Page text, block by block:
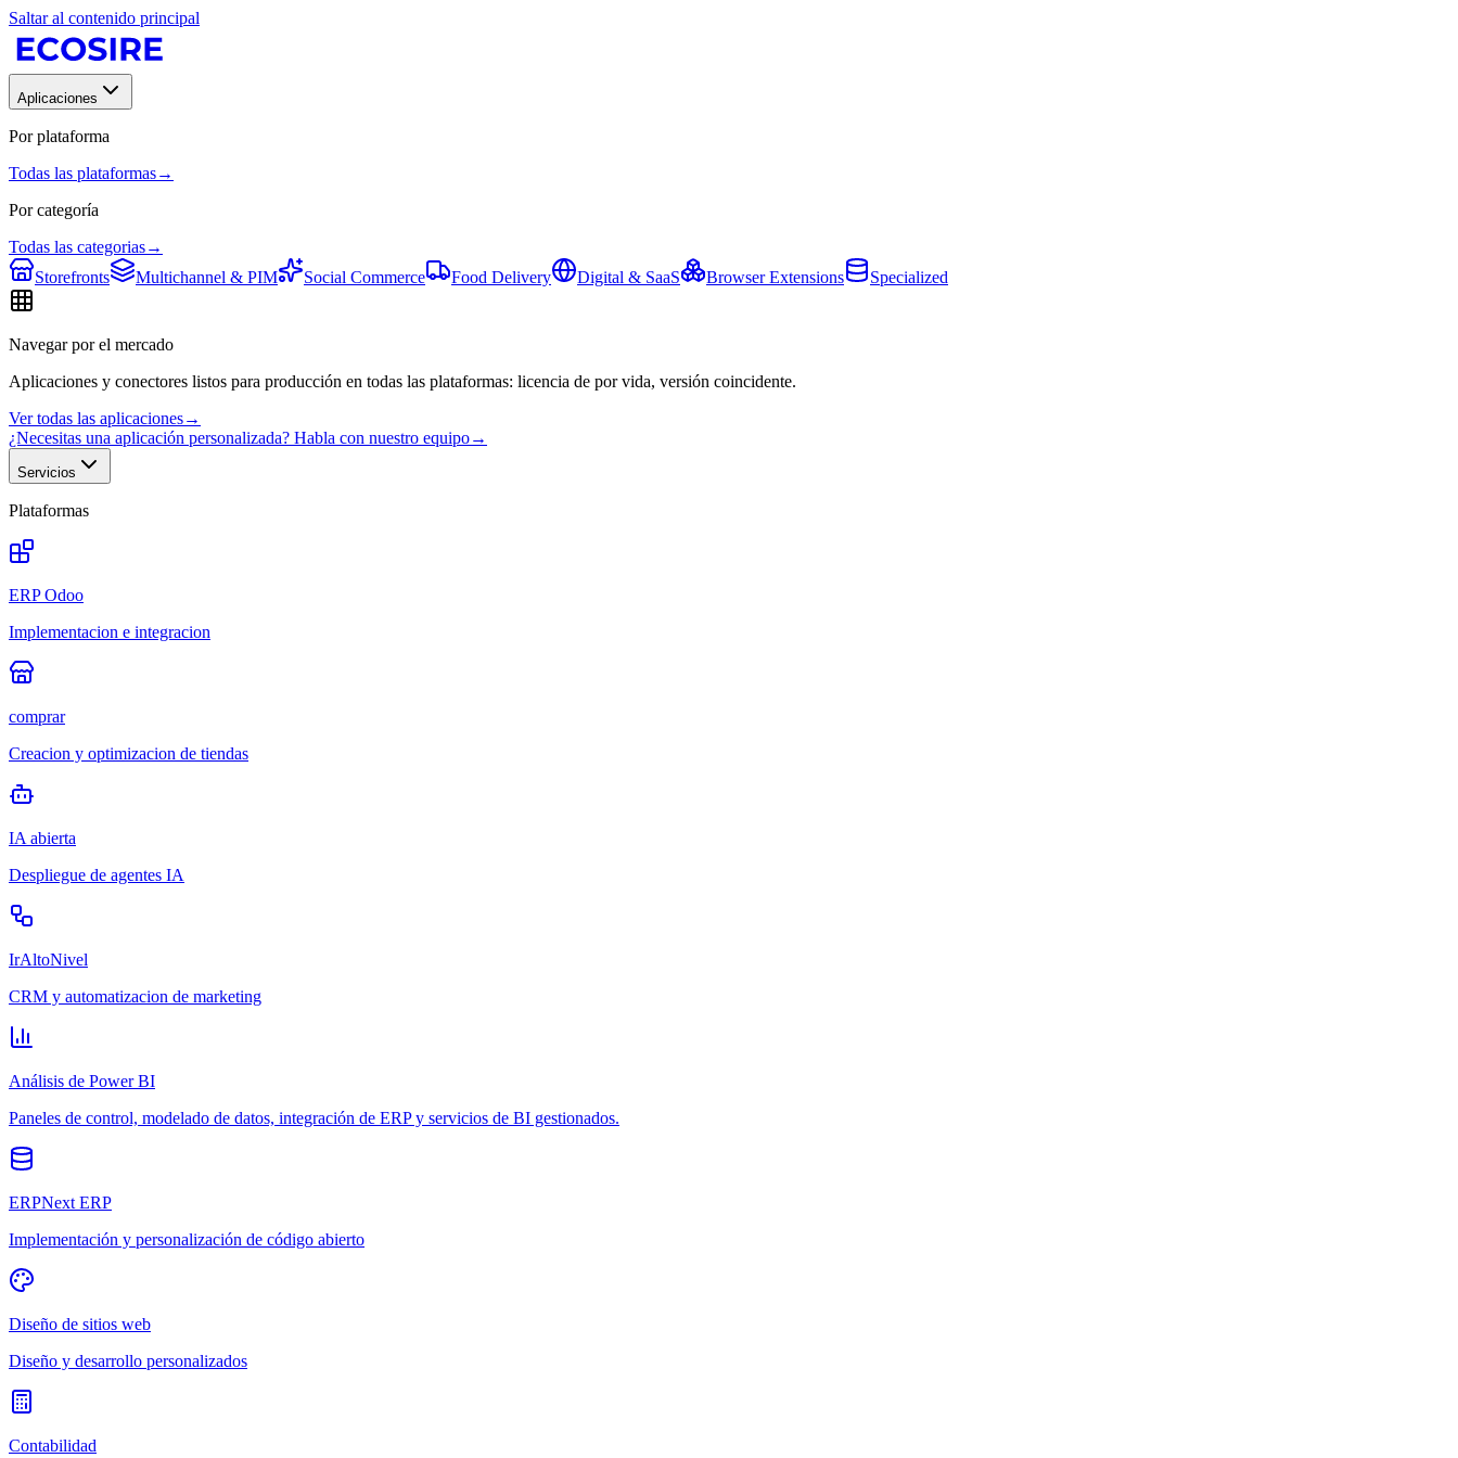
Saltar al contenido principal
Aplicaciones
Por plataforma
Todas las plataformas→
Por categoría
Todas las categorias→
Storefronts
Multichannel & PIM Social Commerce Food Delivery Digital & SaaS Browser Extensions Specialized
Navegar por el mercado
Aplicaciones y conectores listos para producción en todas las plataformas: licencia de por vida, versión coincidente.
Ver todas las aplicaciones→
¿Necesitas una aplicación personalizada? Habla con nuestro equipo→
Servicios
Plataformas
ERP Odoo
Implementacion e integracion
comprar
Creacion y optimizacion de tiendas
IA abierta
Despliegue de agentes IA
IrAltoNivel
CRM y automatizacion de marketing
Análisis de Power BI
Paneles de control, modelado de datos, integración de ERP y servicios de BI gestionados.
ERPNext ERP
Implementación y personalización de código abierto
Diseño de sitios web
Diseño y desarrollo personalizados
Contabilidad